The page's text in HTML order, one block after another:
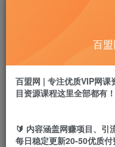
百
百盟网 | 专注优质VIP网课
目资源课程这里全部都有！
🔰 内容涵盖网赚项目、引
每日稳定更新20-50优质付